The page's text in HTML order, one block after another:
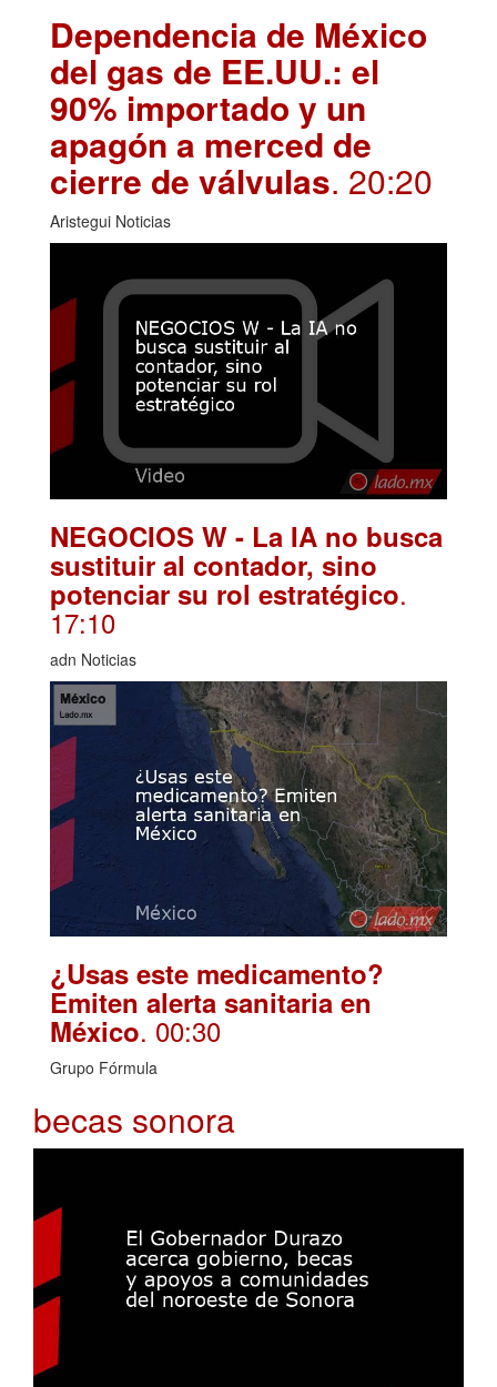
Dependencia de México
del gas de EE.UU.: el
90% importado y un
apagón a merced de
cierre de válvulas. 20:20
Aristegui Noticias
NEGOCIOS W - La IA no busca
sustituir al contador, sino
potenciar su rol estratégico.
17:10
adn Noticias
¿Usas este medicamento?
Emiten alerta sanitaria en
México. 00:30
Grupo Fórmula
becas sonora